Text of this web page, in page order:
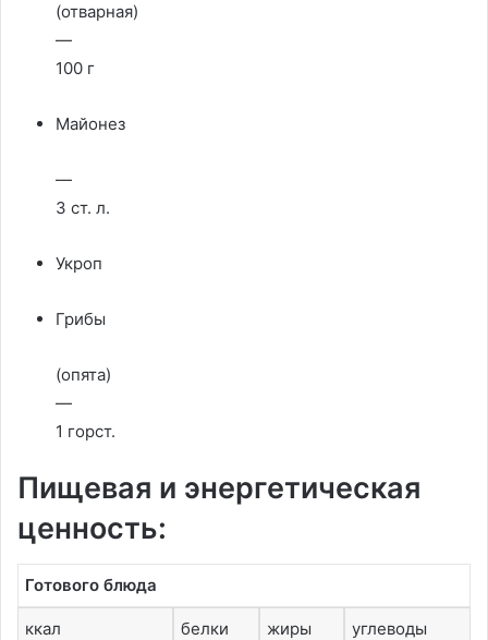
(отварная)
—
100 г
Майонез
—
3 ст. л.
Укроп
Грибы
(опята)
—
1 горст.
Пищевая и энергетическая
ценность:
Готового блюда
ккал белки жиры углеводы